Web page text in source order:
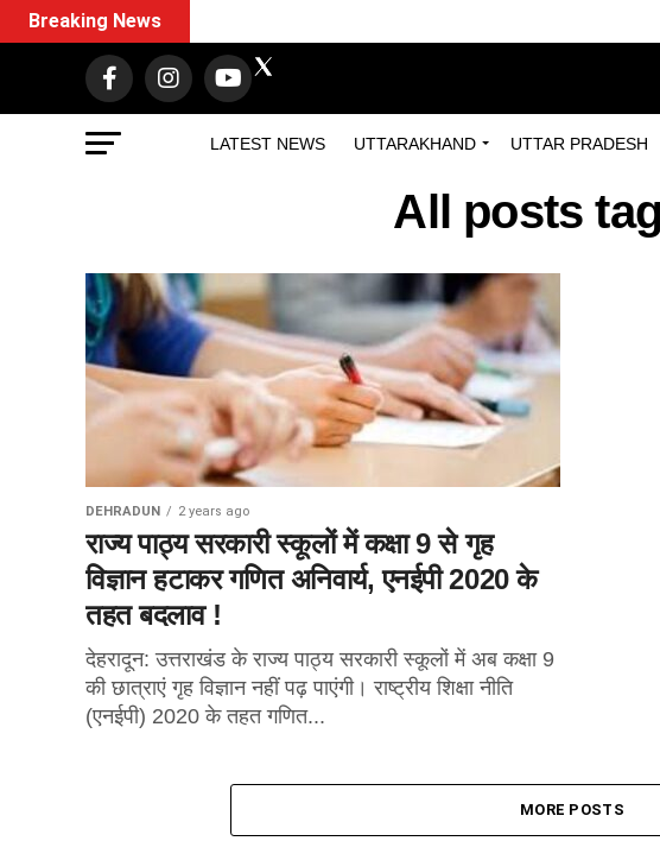
LATEST NEWS UTTARAKHAND UTTAR PRADESH
Breaking News
All posts
DEHRADUN 2 years ago
राज्य पाठ्य सरकारी स्कूलों में कक्षा 9 से गृह
विज्ञान हटाकर गणित अनिवार्य, एनईपी 2020 के
तहत बदलाव !
देहरादून: उत्तराखंड के राज्य पाठ्य सरकारी स्कूलों में अब कक्षा 9
की छात्राएं गृह विज्ञान नहीं पढ़ पाएंगी। राष्ट्रीय शिक्षा नीति
(एनईपी) 2020 के तहत गणित...
MORE POSTS